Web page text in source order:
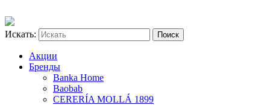
Искать:
Акции
Бренды
Banka Home
Baobab
CERERÍA MOLLÁ 1899